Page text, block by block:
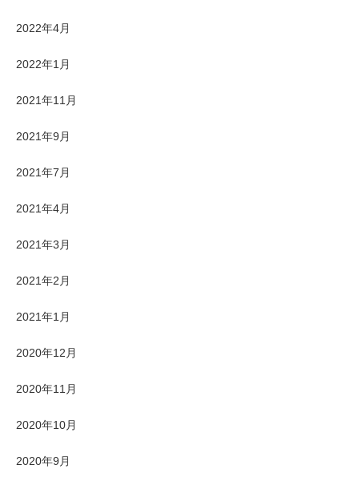
2022年4月
2022年1月
2021年11月
2021年9月
2021年7月
2021年4月
2021年3月
2021年2月
2021年1月
2020年12月
2020年11月
2020年10月
2020年9月